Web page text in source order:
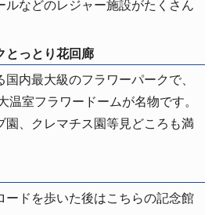
ルなどのレジャー施設がたくさん
とっとり花回廊
内最大級のフラワーパークで、
室フラワードームが名物です。
、クレマチス園等見どころも満
ードを歩いた後はこちらの記念館